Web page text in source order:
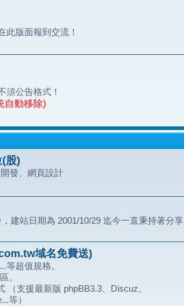
此版面報到交流！
須公告格式！
自動移除)
股)
發、網頁設計
建站日期為 2001/10/29 迄今一直秉持著分享
域名免費送)
等超值規格。
。
（支援最新版 phpBB3.3、Discuz、
等）